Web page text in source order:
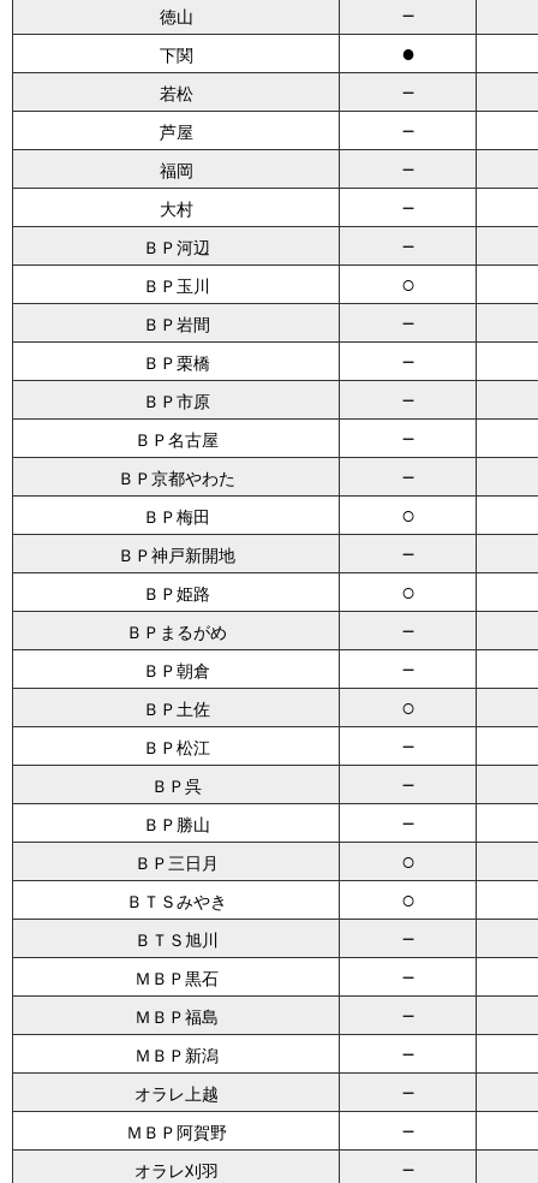
徳山 －
下関 ●
若松 －
芦屋 －
福岡 －
大村 －
ＢＰ河辺 －
ＢＰ玉川 ○
ＢＰ岩間 －
ＢＰ栗橋 －
ＢＰ市原 －
ＢＰ名古屋 －
ＢＰ京都やわた －
ＢＰ梅田 ○
ＢＰ神戸新開地 －
ＢＰ姫路 ○
ＢＰまるがめ －
ＢＰ朝倉 －
ＢＰ土佐 ○
ＢＰ松江 －
ＢＰ呉 －
ＢＰ勝山 －
ＢＰ三日月 ○
ＢＴＳみやき ○
ＢＴＳ旭川 －
ＭＢＰ黒石 －
ＭＢＰ福島 －
ＭＢＰ新潟 －
オラレ上越 －
ＭＢＰ阿賀野 －
オラレ刈羽 －